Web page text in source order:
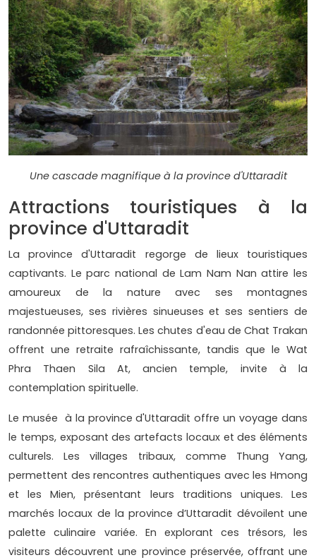
Une cascade magnifique à la province d'Uttaradit
Attractions touristiques à la
province d'Uttaradit
La province d'Uttaradit regorge de lieux touristiques
captivants. Le parc national de Lam Nam Nan attire les
amoureux de la nature avec ses montagnes
majestueuses, ses rivières sinueuses et ses sentiers de
randonnée pittoresques. Les chutes d'eau de Chat Trakan
offrent une retraite rafraîchissante, tandis que le Wat
Phra Thaen Sila At, ancien temple, invite à la
contemplation spirituelle.
Le musée à la province d'Uttaradit offre un voyage dans
le temps, exposant des artefacts locaux et des éléments
culturels. Les villages tribaux, comme Thung Yang,
permettent des rencontres authentiques avec les Hmong
et les Mien, présentant leurs traditions uniques. Les
marchés locaux de la province d’Uttaradit dévoilent une
palette culinaire variée. En explorant ces trésors, les
visiteurs découvrent une province préservée, offrant une